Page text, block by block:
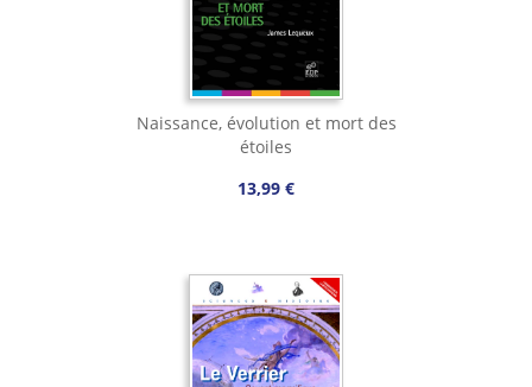
Naissance, évolution et mort des
étoiles
13,99 €